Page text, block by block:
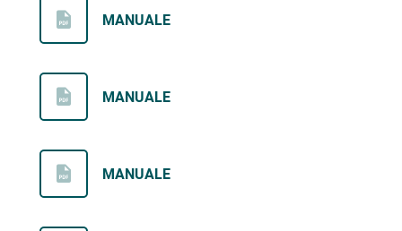
MANUALE
MANUALE
MANUALE